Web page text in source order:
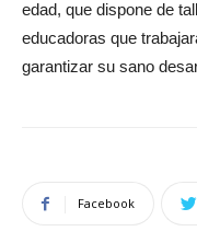
edad, que dispone de
educadoras que
garantizar su sano
Facebook